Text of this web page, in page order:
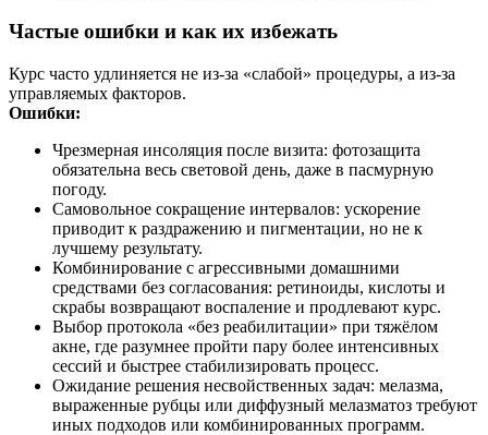
Частые ошибки и как их избежать
Курс часто удлиняется не из‑за «слабой» процедуры, а из‑за
управляемых факторов.
Ошибки:
Чрезмерная инсоляция после визита: фотозащита
обязательна весь световой день, даже в пасмурную
погоду.
Самовольное сокращение интервалов: ускорение
приводит к раздражению и пигментации, но не к
лучшему результату.
Комбинирование с агрессивными домашними
средствами без согласования: ретиноиды, кислоты и
скрабы возвращают воспаление и продлевают курс.
Выбор протокола «без реабилитации» при тяжёлом
акне, где разумнее пройти пару более интенсивных
сессий и быстрее стабилизировать процесс.
Ожидание решения несвойственных задач: мелазма,
выраженные рубцы или диффузный мелазматоз требуют
иных подходов или комбинированных программ.